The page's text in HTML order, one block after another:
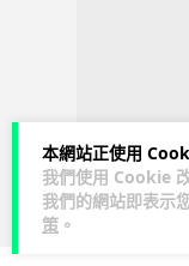
本網站正使用
我們使用 Cookie
我們的網站即表示
策 。